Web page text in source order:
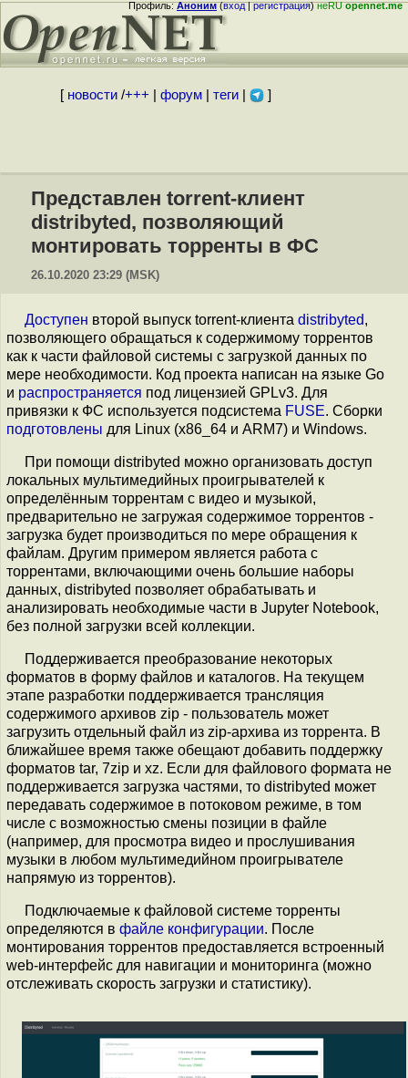
Профиль:Аноним(вход|регистрация)неRUopennet.me
[ новости/+++ форум| теги| ]
Представлен torrent-клиент
distribyted, позволяющий
монтировать торренты в ФС
26.10.2020 23:29 (MSK)
Доступен второй выпуск torrent-клиента distribyted,
позволяющего обращаться к содержимому торрентов
как к части файловой системы с загрузкой данных по
мере необходимости. Код проекта написан на языке Go
и распространяется под лицензией GPLv3. Для
привязки к ФС используется подсистема FUSE. Сборки
подготовлены для Linux (x86_64 и ARM7) и Windows.
При помощи distribyted можно организовать доступ
локальных мультимедийных проигрывателей к
определённым торрентам с видео и музыкой,
предварительно не загружая содержимое торрентов -
загрузка будет производиться по мере обращения к
файлам. Другим примером является работа с
торрентами, включающими очень большие наборы
данных, distribyted позволяет обрабатывать и
анализировать необходимые части в Jupyter Notebook,
без полной загрузки всей коллекции.
Поддерживается преобразование некоторых
форматов в форму файлов и каталогов. На текущем
этапе разработки поддерживается трансляция
содержимого архивов zip - пользователь может
загрузить отдельный файл из zip-архива из торрента. В
ближайшее время также обещают добавить поддержку
форматов tar, 7zip и xz. Если для файлового формата не
поддерживается загрузка частями, то distribyted может
передавать содержимое в потоковом режиме, в том
числе с возможностью смены позиции в файле
(например, для просмотра видео и прослушивания
музыки в любом мультимедийном проигрывателе
напрямую из торрентов).
Подключаемые к файловой системе торренты
определяются в файле конфигурации. После
монтирования торрентов предоставляется встроенный
web-интерфейс для навигации и мониторинга (можно
отслеживать скорость загрузки и статистику).